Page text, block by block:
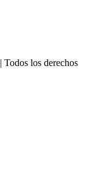
|Todos los derechos